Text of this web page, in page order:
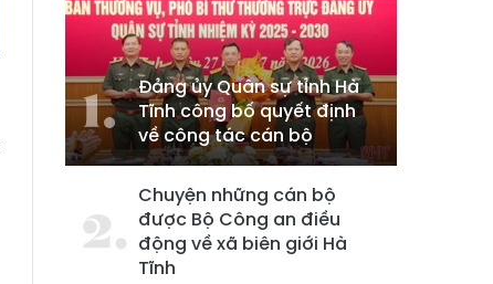
Đảng ủy Quân sự tỉnh Hà
Tĩnh công bố quyết định
về công tác cán bộ
Chuyện những cán bộ
được Bộ Công an điều
động về xã biên giới Hà
Tĩnh